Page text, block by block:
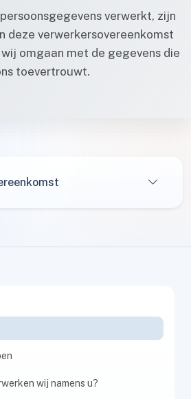
verwerkt, zijn
deze verwerkersovereenkomst
omgaan met de gegevens die
toevertrouwt.
wij namens u?